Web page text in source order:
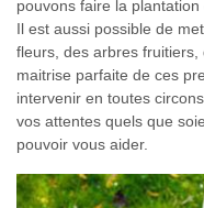
pouvons faire la plantation
Il est aussi possible de
fleurs, des arbres
maitrise parfaite de ces
intervenir en toutes
vos attentes quels que
pouvoir vous aider.